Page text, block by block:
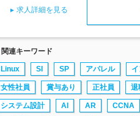
求人詳細を見る
関連キーワード
Linux SI SP アパレル
女性社員 賞与あり 正社員 退
システム設計 AI AR CCNA